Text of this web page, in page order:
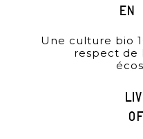
en
Une culture bio
respect de